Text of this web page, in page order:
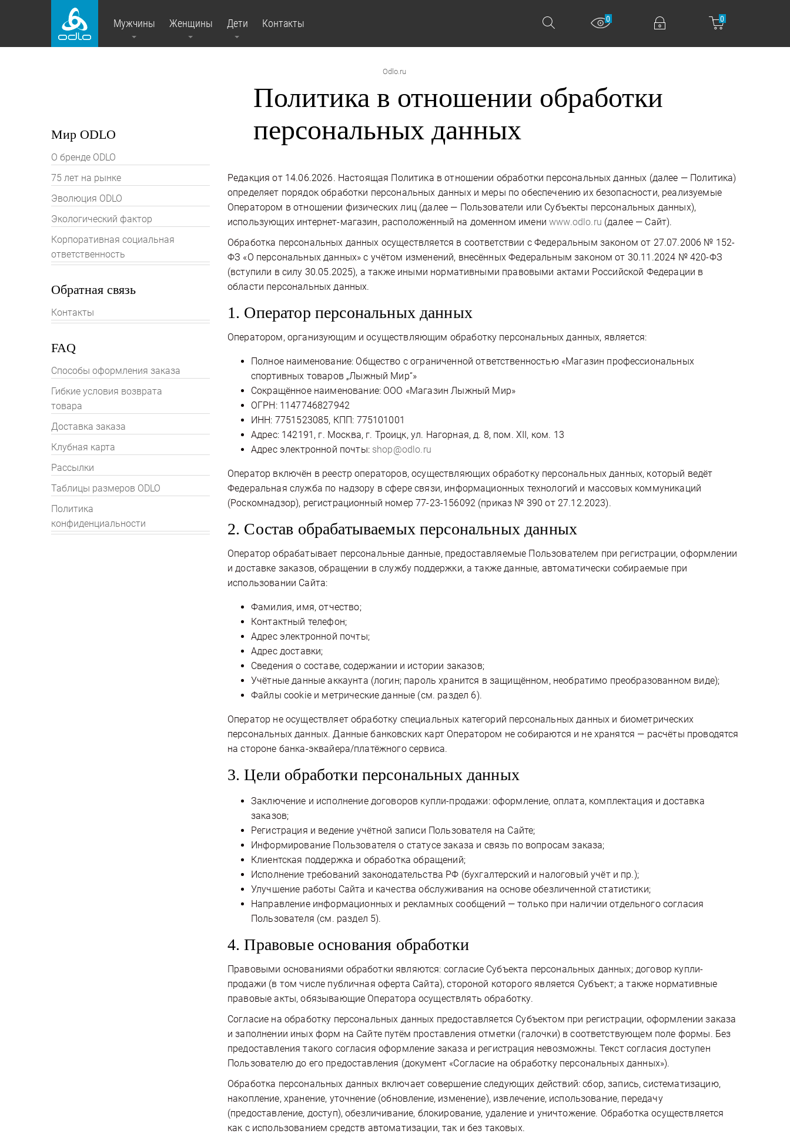
Мужчины Женщины Дети Контакты 0
0
Odlo.ru
Мир ODLO
О бренде ODLO
75 лет на рынке
Эволюция ODLO
Экологический фактор
Корпоративная социальная
ответственность
Обратная связь
Контакты
FAQ
Способы оформления заказа
Гибкие условия возврата
товара
Доставка заказа
Клубная карта
Рассылки
Таблицы размеров ODLO
Политика
конфиденциальности
Политика в отношении обработки
персональных данных
Редакция от 14.06.2026. Настоящая Политика в отношении обработки персональных данных (далее — Политика)
определяет порядок обработки персональных данных и меры по обеспечению их безопасности, реализуемые
Оператором в отношении физических лиц (далее — Пользователи или Субъекты персональных данных),
использующих интернет-магазин, расположенный на доменном имениwww.odlo.ru (далее — Сайт).
Обработка персональных данных осуществляется в соответствии с Федеральным законом от 27.07.2006 № 152-
ФЗ «О персональных данных» с учётом изменений, внесённых Федеральным законом от 30.11.2024 № 420-ФЗ
(вступили в силу 30.05.2025), а также иными нормативными правовыми актами Российской Федерации в
области персональных данных.
1. Оператор персональных данных
Оператором, организующим и осуществляющим обработку персональных данных, является:
Полное наименование: Общество с ограниченной ответственностью «Магазин профессиональных
спортивных товаров „Лыжный Мир“»
Сокращённое наименование: ООО «Магазин Лыжный Мир»
ОГРН: 1147746827942
ИНН: 7751523085, КПП: 775101001
Адрес: 142191, г. Москва, г. Троицк, ул. Нагорная, д. 8, пом. XII, ком. 13
Адрес электронной почты: shop@odlo.ru
Оператор включён в реестр операторов, осуществляющих обработку персональных данных, который ведёт
Федеральная служба по надзору в сфере связи, информационных технологий и массовых коммуникаций
(Роскомнадзор), регистрационный номер 77-23-156092 (приказ № 390 от 27.12.2023).
2. Состав обрабатываемых персональных данных
Оператор обрабатывает персональные данные, предоставляемые Пользователем при регистрации, оформлении
и доставке заказов, обращении в службу поддержки, а также данные, автоматически собираемые при
использовании Сайта:
Фамилия, имя, отчество;
Контактный телефон;
Адрес электронной почты;
Адрес доставки;
Сведения о составе, содержании и истории заказов;
Учётные данные аккаунта (логин; пароль хранится в защищённом, необратимо преобразованном виде);
Файлы cookie и метрические данные (см. раздел 6).
Оператор не осуществляет обработку специальных категорий персональных данных и биометрических
персональных данных. Данные банковских карт Оператором не собираются и не хранятся — расчёты проводятся
на стороне банка-эквайера/платёжного сервиса.
3. Цели обработки персональных данных
Заключение и исполнение договоров купли-продажи: оформление, оплата, комплектация и доставка
заказов;
Регистрация и ведение учётной записи Пользователя на Сайте;
Информирование Пользователя о статусе заказа и связь по вопросам заказа;
Клиентская поддержка и обработка обращений;
Исполнение требований законодательства РФ (бухгалтерский и налоговый учёт и пр.);
Улучшение работы Сайта и качества обслуживания на основе обезличенной статистики;
Направление информационных и рекламных сообщений — только при наличии отдельного согласия
Пользователя (см. раздел 5).
4. Правовые основания обработки
Правовыми основаниями обработки являются: согласие Субъекта персональных данных; договор купли-
продажи (в том числе публичная оферта Сайта), стороной которого является Субъект; а также нормативные
правовые акты, обязывающие Оператора осуществлять обработку.
Согласие на обработку персональных данных предоставляется Субъектом при регистрации, оформлении заказа
и заполнении иных форм на Сайте путём проставления отметки (галочки) в соответствующем поле формы. Без
предоставления такого согласия оформление заказа и регистрация невозможны. Текст согласия доступен
Пользователю до его предоставления (документ «Согласие на обработку персональных данных»).
Обработка персональных данных включает совершение следующих действий: сбор, запись, систематизацию,
накопление, хранение, уточнение (обновление, изменение), извлечение, использование, передачу
(предоставление, доступ), обезличивание, блокирование, удаление и уничтожение. Обработка осуществляется
как с использованием средств автоматизации, так и без таковых.